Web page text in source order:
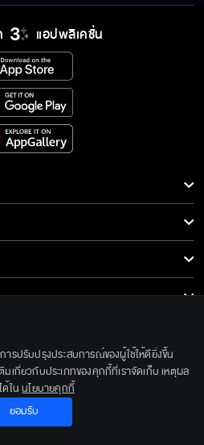
แอปพลิเคชั่น
Co.,Ltd. All Rights Reserved.
Corporation Ltd.
ารปรับปรุงประสบการณ์ของผู้ใช้ให้ดียิ่งขึ้น
เกี่ยวกับประเภทของคุกกี้ที่เราจัดเก็บ เหตุผล
ใน นโยบายคุกกี้
ยอมรับ